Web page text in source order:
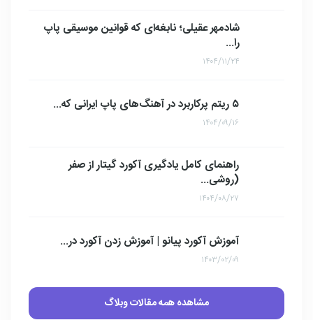
شادمهر عقیلی؛ نابغه‌ای که قوانین موسیقی پاپ
را...
۱۴۰۴/۱۱/۲۴
۵ ریتم پرکاربرد در آهنگ‌های پاپ ایرانی که...
۱۴۰۴/۰۹/۱۶
راهنمای کامل یادگیری آکورد گیتار از صفر
(روشی...
۱۴۰۴/۰۸/۲۷
آموزش آکورد پیانو | آموزش زدن آکورد در...
۱۴۰۳/۰۲/۰۹
مشاهده همه مقالات وبلاگ